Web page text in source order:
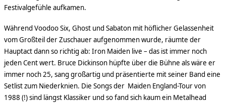
Festivalgefühle aufkamen.
Während Voodoo Six, Ghost und Sabaton mit höflicher Gelassenheit
vom Großteil der Zuschauer aufgenommen wurde, räumte der
Hauptact dann so richtig ab: Iron Maiden live – das ist immer noch
jeden Cent wert. Bruce Dickinson hüpfte über die Bühne als wäre er
immer noch 25, sang großartig und präsentierte mit seiner Band eine
Setlist zum Niederknien. Die Songs der Maiden England-Tour von
1988 (!) sind längst Klassiker und so fand sich kaum ein Metalhead